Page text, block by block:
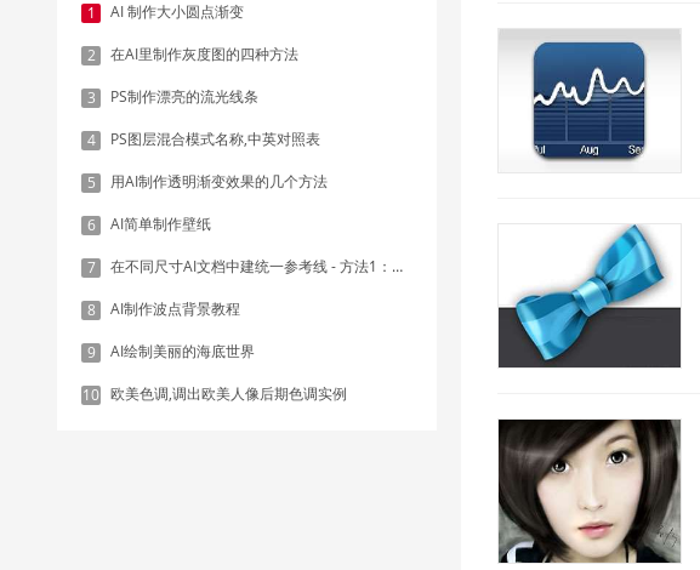
1 AI 制作大小圆点渐变
2 在AI里制作灰度图的四种方法
3 PS制作漂亮的流光线条
4 PS图层混合模式名称,中英对照表
5 用AI制作透明渐变效果的几个方法
6 AI简单制作壁纸
7 在不同尺寸AI文档中建统一参考线 - 方法1：对齐和分布
8 AI制作波点背景教程
9 AI绘制美丽的海底世界
10 欧美色调,调出欧美人像后期色调实例